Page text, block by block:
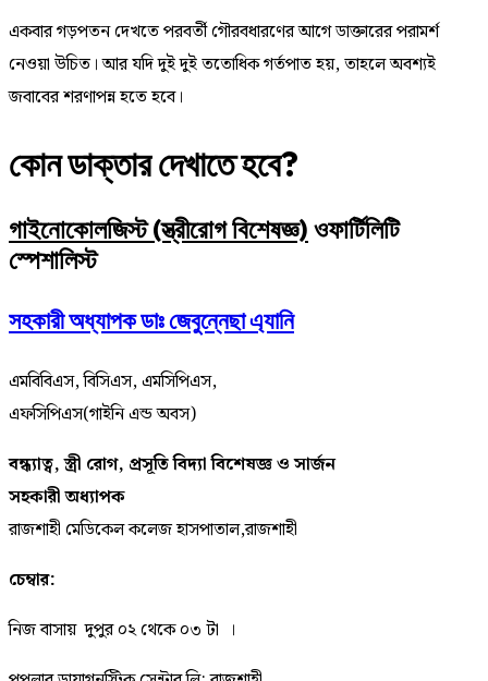
একবার গড়পতন দেখতে পরবর্তী গৌরবধারণের আগে ডাক্তারের পরামর্শ
নেওয়া উচিত। আর যদি দুই দুই ততোধিক গর্তপাত হয়, তাহলে অবশ্যই
জবাবের শরণাপন্ন হতে হবে।
কোন ডাক্তার দেখাতে হবে?
গাইনোকোলজিস্ট (স্ত্রীরোগ বিশেষজ্ঞ) ওফার্টিলিটি
স্পেশালিস্ট
সহকারী অধ্যাপক ডাঃ জেবুন্নেছা এ্যানি
এমবিবিএস, বিসিএস, এমসিপিএস,
এফসিপিএস(গাইনি এন্ড অবস)
বন্ধ্যাত্ব, স্ত্রী রোগ, প্রসূতি বিদ্যা বিশেষজ্ঞ ও সার্জন
সহকারী অধ্যাপক
রাজশাহী মেডিকেল কলেজ হাসপাতাল,রাজশাহী
চেম্বার:
নিজ বাসায় ‍ দুপুর ০২ থেকে ০৩ টা ।